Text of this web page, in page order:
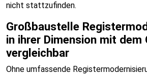
nicht stattzufinden.
Großbaustelle
in ihrer Dimension mit dem
vergleichbar
Ohne umfassende